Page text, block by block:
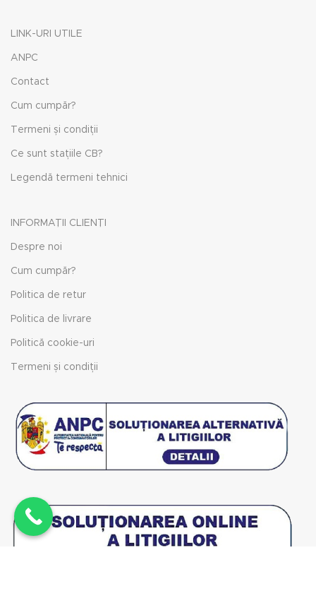
LINK-URI UTILE
ANPC
Contact
Cum cumpăr?
Termeni și condiții
Ce sunt stațiile CB?
Legendă termeni tehnici
INFORMAȚII CLIENȚI
Despre noi
Cum cumpăr?
Politica de retur
Politica de livrare
Politică cookie-uri
Termeni și condiții